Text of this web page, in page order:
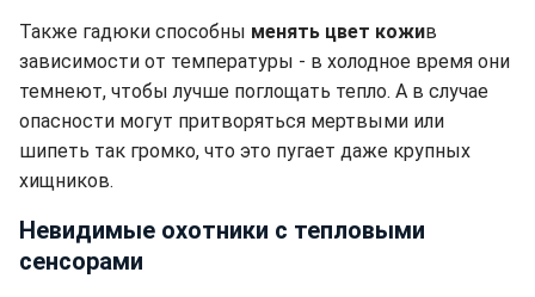
Также гадюки способны менять цвет кожив
зависимости от температуры - в холодное время они
темнеют, чтобы лучше поглощать тепло. А в случае
опасности могут притворяться мертвыми или
шипеть так громко, что это пугает даже крупных
хищников.
Невидимые охотники с тепловыми
сенсорами